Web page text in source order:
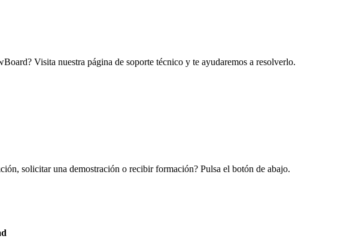
Visita nuestra página de soporte técnico y te ayudaremos a resolverlo.
solicitar una demostración o recibir formación? Pulsa el botón de abajo.